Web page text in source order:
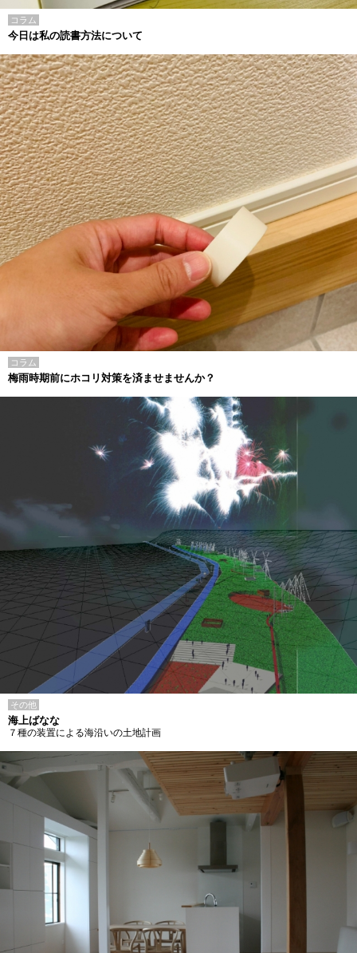
コラム
今日は私の読書方法について
コラム
梅雨時期前にホコリ対策を済ませませんか？
その他
海上ばなな
７種の装置による海沿いの土地計画